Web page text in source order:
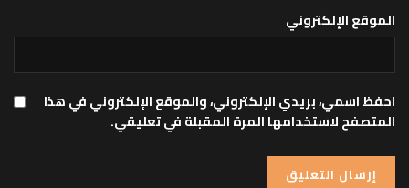
الموقع الإلكتروني
احفظ اسمي، بريدي الإلكتروني، والموقع الإلكتروني في هذا
المتصفح لاستخدامها المرة المقبلة في تعليقي.